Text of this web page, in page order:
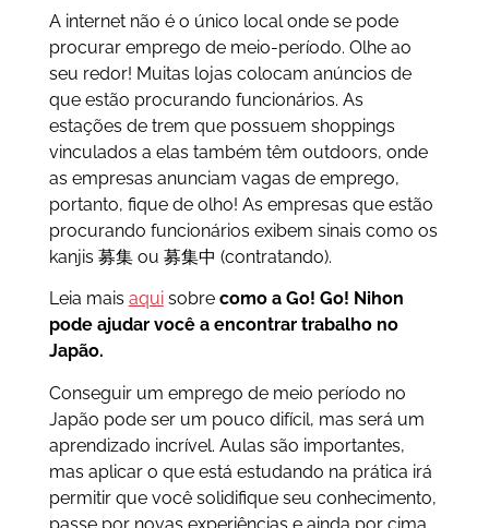
A internet não é o único local onde se pode
procurar emprego de meio-período. Olhe ao
seu redor! Muitas lojas colocam anúncios de
que estão procurando funcionários. As
estações de trem que possuem shoppings
vinculados a elas também têm outdoors, onde
as empresas anunciam vagas de emprego,
portanto, fique de olho! As empresas que estão
procurando funcionários exibem sinais como os
kanjis 募集 ou 募集中 (contratando).
Leia mais aquisobre como a Go! Go! Nihon
pode ajudar você a encontrar trabalho no
Japão.
Conseguir um emprego de meio período no
Japão pode ser um pouco difícil, mas será um
aprendizado incrível. Aulas são importantes,
mas aplicar o que está estudando na prática irá
permitir que você solidifique seu conhecimento,
passe por novas experiências e ainda por cima